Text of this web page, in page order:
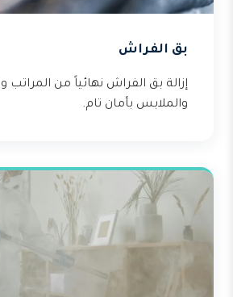
بق الفراش
إزالة بق الفراش نهائياً من المراتب
والملابس بأمان تام.